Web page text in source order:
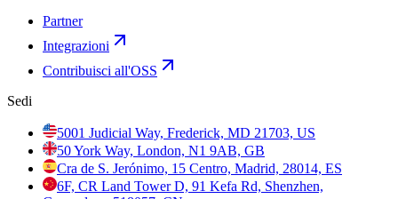
Partner
Integrazioni
Contribuisci all'OSS
Sedi
5001 Judicial Way, Frederick, MD 21703, US
50 York Way, London, N1 9AB, GB
Cra de S. Jerónimo, 15 Centro, Madrid, 28014, ES
6F, CR Land Tower D, 91 Kefa Rd, Shenzhen,